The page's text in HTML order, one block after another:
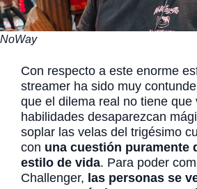
NoWay
Con respecto a este enorme
streamer ha sido muy
que el dilema real no tiene que
habilidades desaparezcan
soplar las velas del trigésimo
con una cuestión puramente
estilo de vida. Para poder
Challenger, las personas se